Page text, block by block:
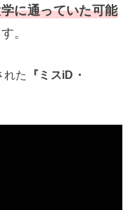
に通っていた可能
。
れた
『ミスiD・